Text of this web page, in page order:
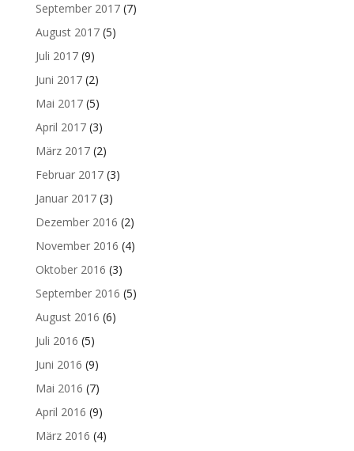
September 2017(7)
August 2017(5)
Juli 2017(9)
Juni 2017(2)
Mai 2017(5)
April 2017(3)
März 2017(2)
Februar 2017(3)
Januar 2017(3)
Dezember 2016 (2)
November 2016 (4)
Oktober 2016 (3)
September 2016 (5)
August 2016 (6)
Juli 2016 (5)
Juni 2016 (9)
Mai 2016 (7)
April 2016 (9)
März 2016 (4)